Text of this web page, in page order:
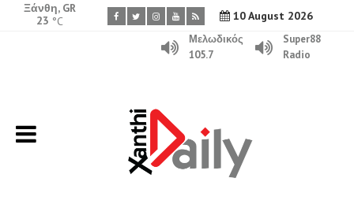
10 August 2026
Ξάνθη, GR
23 °C
Μελωδικός
105.7
Super88
Radio